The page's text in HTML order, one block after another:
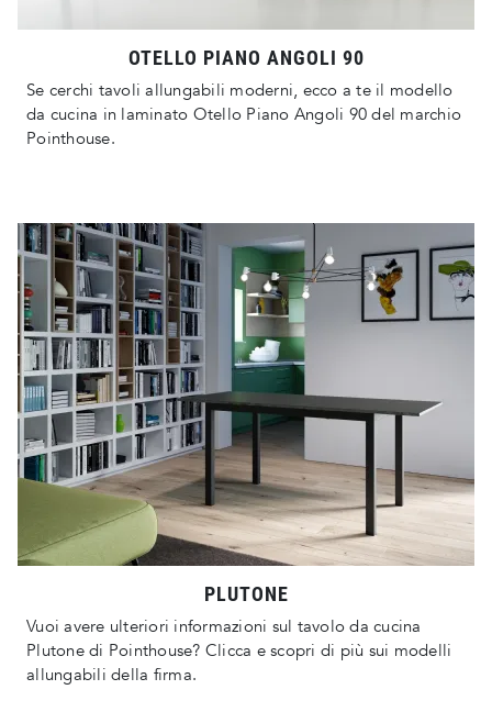
OTELLO PIANO ANGOLI 90
Se cerchi tavoli allungabili moderni, ecco a te il modello
da cucina in laminato Otello Piano Angoli 90 del marchio
Pointhouse.
PLUTONE
Vuoi avere ulteriori informazioni sul tavolo da cucina
Plutone di Pointhouse? Clicca e scopri di più sui modelli
allungabili della firma.